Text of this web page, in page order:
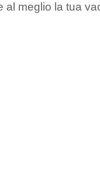
al meglio la tua